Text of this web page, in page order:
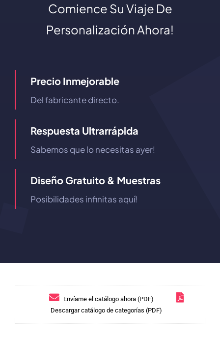
Comience Su Viaje De
Personalización Ahora!
Precio Inmejorable
Del fabricante directo.
Respuesta Ultrarrápida
Sabemos que lo necesitas ayer!
Diseño Gratuito & Muestras
Posibilidades infinitas aquí!
Envíame el catálogo ahora (PDF)
Descargar catálogo de categorías (PDF)